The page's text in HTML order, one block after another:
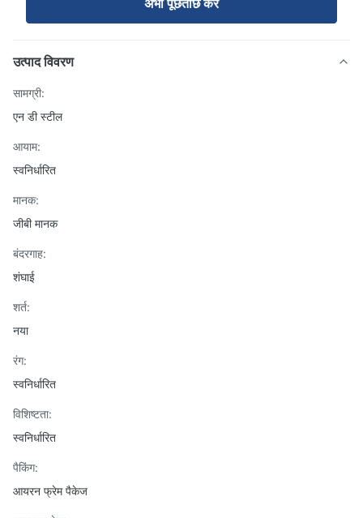
अभी पूछताछ करें
उत्पाद विवरण
सामग्री:
एन डी स्टील
आयाम:
स्वनिर्धारित
मानक:
जीबी मानक
बंदरगाह:
शंघाई
शर्त:
नया
रंग:
स्वनिर्धारित
विशिष्टता:
स्वनिर्धारित
पैकिंग:
आयरन फ्रेम पैकेज